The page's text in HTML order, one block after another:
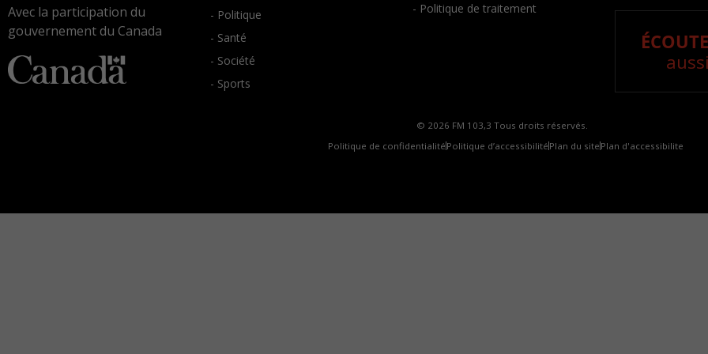
Avec la participation du
gouvernement du Canada
- Politique
- Santé
- Société
- Sports
- Politique de traitement
© 2026 FM 103,3 Tous droits réservés.
Politique de confidentialité Politique d’accessibilité Plan du site Plan d'accessibilite